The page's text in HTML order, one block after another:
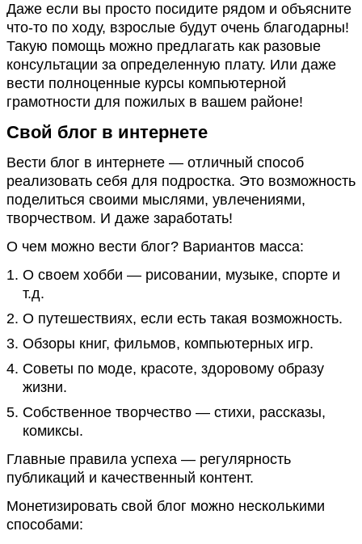
Даже если вы просто посидите рядом и объясните
что-то по ходу, взрослые будут очень благодарны!
Такую помощь можно предлагать как разовые
консультации за определенную плату. Или даже
вести полноценные курсы компьютерной
грамотности для пожилых в вашем районе!
Свой блог в интернете
Вести блог в интернете — отличный способ
реализовать себя для подростка. Это возможность
поделиться своими мыслями, увлечениями,
творчеством. И даже заработать!
О чем можно вести блог? Вариантов масса:
О своем хобби — рисовании, музыке, спорте и
т.д.
О путешествиях, если есть такая возможность.
Обзоры книг, фильмов, компьютерных игр.
Советы по моде, красоте, здоровому образу
жизни.
Собственное творчество — стихи, рассказы,
комиксы.
Главные правила успеха — регулярность
публикаций и качественный контент.
Монетизировать свой блог можно несколькими
способами: